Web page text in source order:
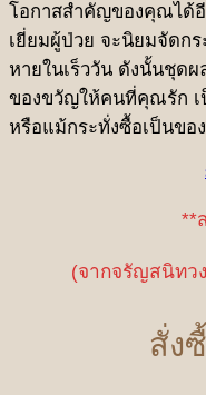
โอกาสสำคัญของคุณได้
เยี่ยมผู้ป่วย จะนิยมจัดกร
หายในเร็ววัน ดังนั้นชุดผ
ของขวัญให้คนที่คุณรัก เ
หรือแม้กระทั่งซื้อเป็นข
**
(จากจรัญสนิทว
สั่ง